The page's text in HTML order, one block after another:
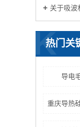
关于吸波
热门关
K
导电
重庆导热